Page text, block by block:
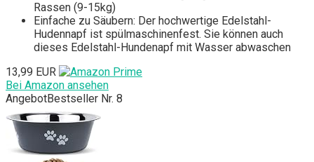
Rassen (9-15kg)
Einfache zu Säubern: Der hochwertige Edelstahl-
Hudennapf ist spülmaschinenfest. Sie können auch
dieses Edelstahl-Hundenapf mit Wasser abwaschen
13,99 EUR
Bei Amazon ansehen
AngebotBestseller Nr. 8